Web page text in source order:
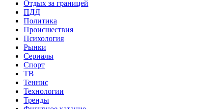
Отдых за границей
ПДД
Политика
Происшествия
Психология
Рынки
Сериалы
Спорт
ТВ
Теннис
Технологии
Тренды